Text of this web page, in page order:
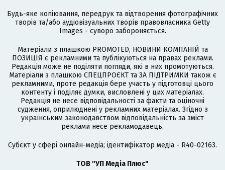
Будь-яке копіювання, передрук та відтворення фотографічних
творів та/або аудіовізуальних творів правовласника Getty
Images - суворо забороняється.
Матеріали з плашкою PROMOTED, НОВИНИ КОМПАНІЙ та
ПОЗИЦІЯ є рекламними та публікуються на правах реклами.
Редакція може не поділяти погляди, які в них промотуються.
Матеріали з плашкою СПЕЦПРОЄКТ та ЗА ПІДТРИМКИ також є
рекламними, проте редакція бере участь у підготовці цього
контенту і поділяє думки, висловлені у цих матеріалах.
Редакція не несе відповідальності за факти та оціночні
судження, оприлюднені у рекламних матеріалах. Згідно з
українським законодавством відповідальність за зміст
реклами несе рекламодавець.
Cубєкт у сфері онлайн-медіа; ідентифікатор медіа - R40-02163.
ТОВ "УП Медіа Плюс"